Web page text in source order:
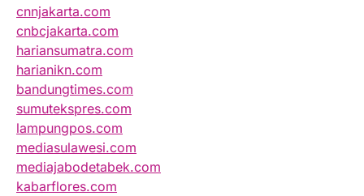
cnnjakarta.com
cnbcjakarta.com
hariansumatra.com
harianikn.com
bandungtimes.com
sumutekspres.com
lampungpos.com
mediasulawesi.com
mediajabodetabek.com
kabarflores.com